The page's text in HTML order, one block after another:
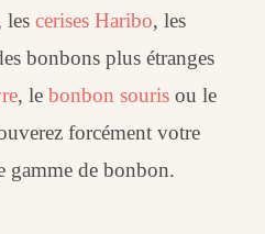
lescerises Haribo, les
bonbons plus étranges
, lebonbon souris ou le
forcément votre
gamme de bonbon.